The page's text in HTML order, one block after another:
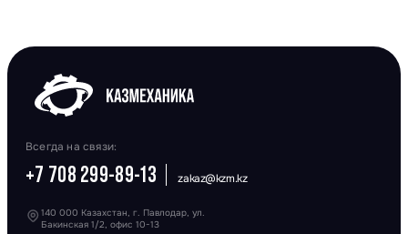
Всегда на связи:
+7 708 299-89-13 zakaz@kzm.kz
140 000 Казахстан, г. Павлодар, ул.
Бакинская 1/2, офис 10-13